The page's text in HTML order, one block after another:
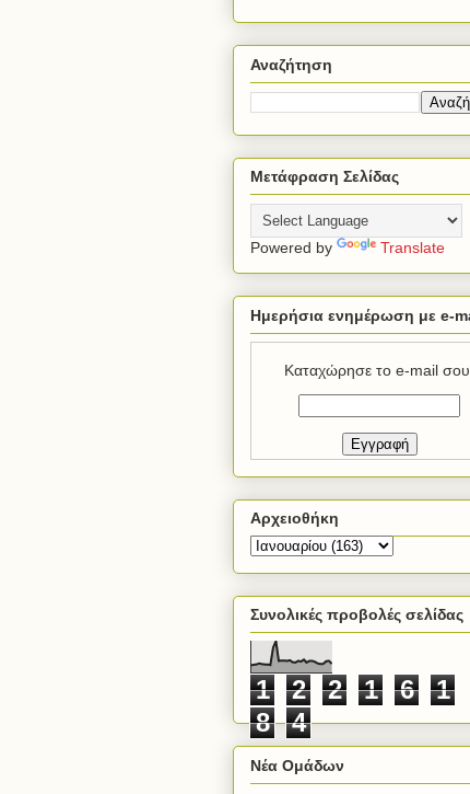
Αναζήτηση
Μετάφραση Σελίδας
Powered by Translate
Ημερήσια ενημέρωση με e-
Καταχώρησε το e-mail
Αρχειοθήκη
Συνολικές προβολές σελίδας
1 2 2 1 6
1
8
4
Νέα Ομάδων